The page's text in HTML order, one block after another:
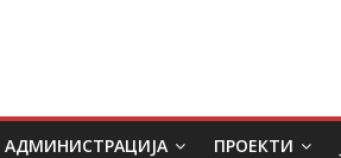
АДМИНИСТРАЦИЈА ПРОЕКТИ